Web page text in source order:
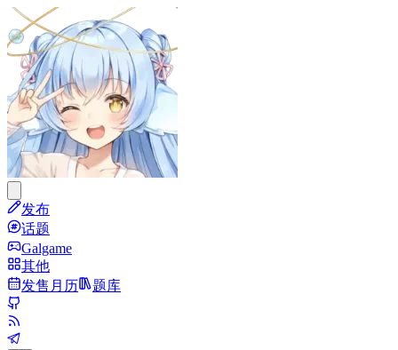
发布
话题
Galgame
其他
发售月历
题库